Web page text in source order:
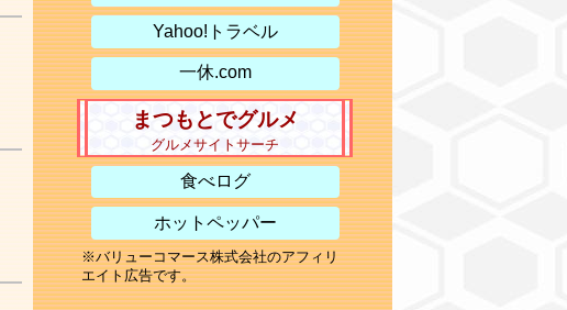
Yahoo!トラベル
一休.com
まつもとでグルメ
グルメサイトサーチ
食べログ
ホットペッパー
※バリューコマース株式会社のアフィリ
エイト広告です。